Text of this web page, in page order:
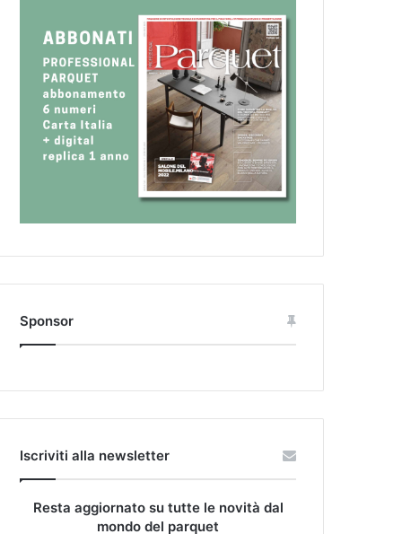
Sponsor
Iscriviti alla newsletter
Resta aggiornato su tutte le novità dal
mondo del parquet